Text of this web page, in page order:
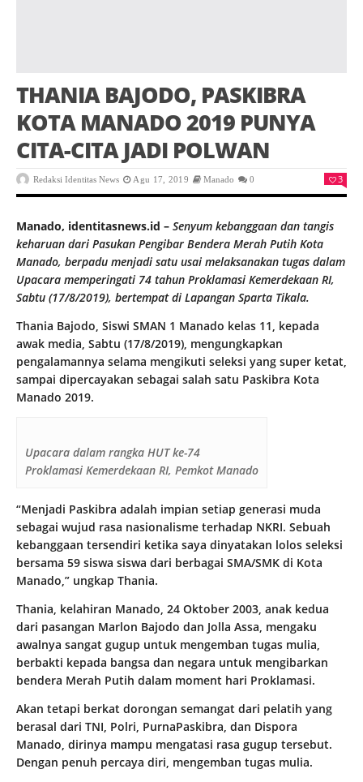
THANIA BAJODO, PASKIBRA
KOTA MANADO 2019 PUNYA
CITA-CITA JADI POLWAN
Redaksi Identitas News Agu 17, 2019 Manado 0 3
Manado, identitasnews.id – Senyum kebanggaan dan tangis
keharuan dari Pasukan Pengibar Bendera Merah Putih Kota
Manado, berpadu menjadi satu usai melaksanakan tugas dalam
Upacara memperingati 74 tahun Proklamasi Kemerdekaan RI,
Sabtu (17/8/2019), bertempat di Lapangan Sparta Tikala.
Thania Bajodo, Siswi SMAN 1 Manado kelas 11, kepada
awak media, Sabtu (17/8/2019), mengungkapkan
pengalamannya selama mengikuti seleksi yang super ketat,
sampai dipercayakan sebagai salah satu Paskibra Kota
Manado 2019.
Upacara dalam rangka HUT ke-74
Proklamasi Kemerdekaan RI, Pemkot Manado
“Menjadi Paskibra adalah impian setiap generasi muda
sebagai wujud rasa nasionalisme terhadap NKRI. Sebuah
kebanggaan tersendiri ketika saya dinyatakan lolos seleksi
bersama 59 siswa siswa dari berbagai SMA/SMK di Kota
Manado,” ungkap Thania.
Thania, kelahiran Manado, 24 Oktober 2003, anak kedua
dari pasangan Marlon Bajodo dan Jolla Assa, mengaku
awalnya sangat gugup untuk mengemban tugas mulia,
berbakti kepada bangsa dan negara untuk mengibarkan
bendera Merah Putih dalam moment hari Proklamasi.
Akan tetapi berkat dorongan semangat dari pelatih yang
berasal dari TNI, Polri, PurnaPaskibra, dan Dispora
Manado, dirinya mampu mengatasi rasa gugup tersebut.
Dengan penuh percaya diri, mengemban tugas mulia.